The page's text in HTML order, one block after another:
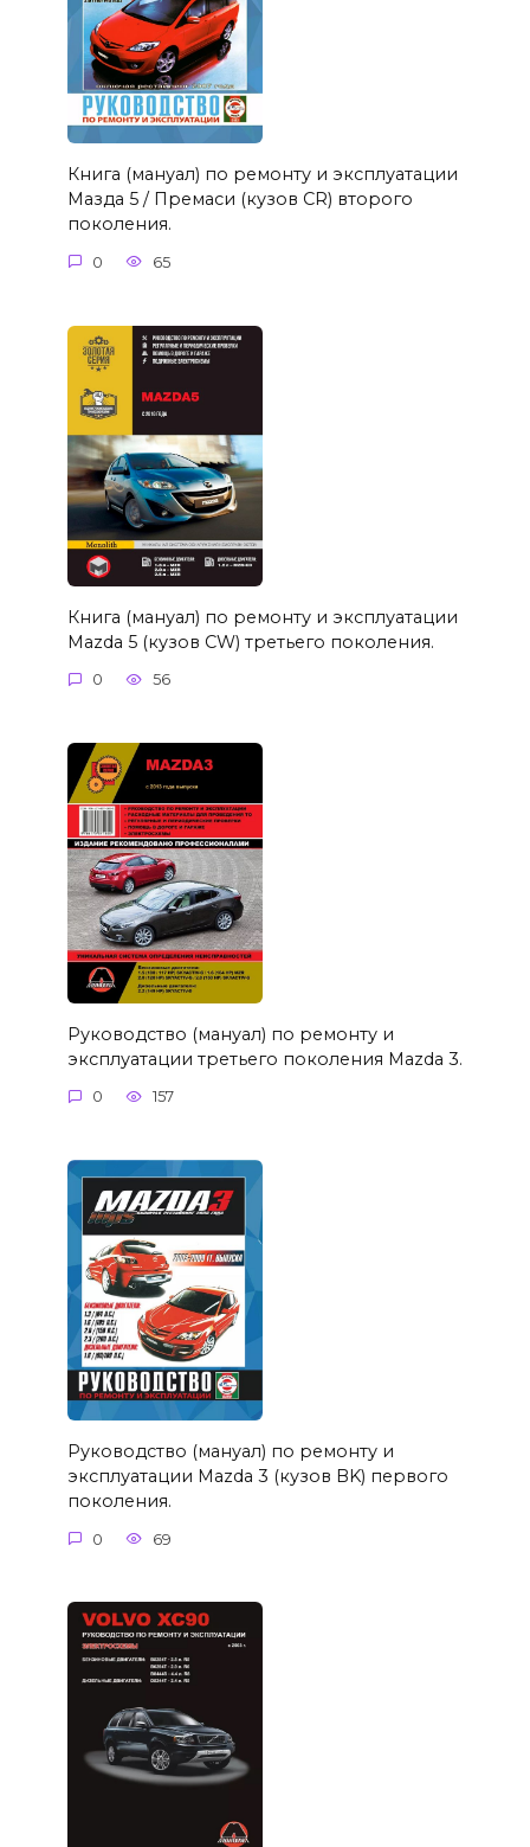
Книга (мануал) по ремонту и эксплуатации
Мазда 5 / Премаси (кузов CR) второго
поколения.
0 65
Книга (мануал) по ремонту и эксплуатации
Mazda 5 (кузов CW) третьего поколения.
0 56
Руководство (мануал) по ремонту и
эксплуатации третьего поколения Mazda 3.
0 157
Руководство (мануал) по ремонту и
эксплуатации Mazda 3 (кузов BK) первого
поколения.
0 69